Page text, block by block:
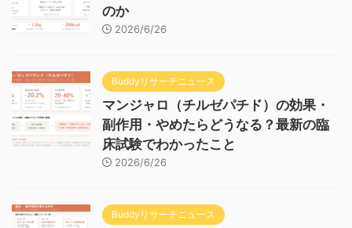
のか
2026/6/26
Buddyリサーチニュース
マンジャロ（チルゼパチド）の効果・
副作用・やめたらどうなる？最新の臨
床試験でわかったこと
2026/6/26
Buddyリサーチニュース